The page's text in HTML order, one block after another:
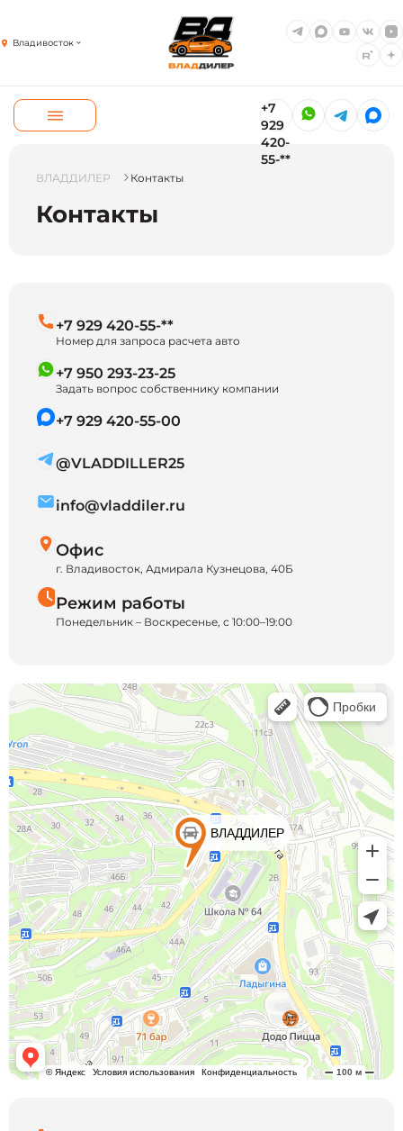
Владивосток
+7
929
420-
55-**
ВЛАДДИЛЕР Контакты
Контакты
+7 929 420-55-**
Номер для запроса расчета авто
+7 950 293-23-25
Задать вопрос собственнику компании
+7 929 420-55-00
@VLADDILLER25
info@vladdiler.ru
Офис
г. Владивосток, Адмирала Кузнецова, 40Б
Режим работы
Понедельник – Воскресенье, с 10:00–19:00